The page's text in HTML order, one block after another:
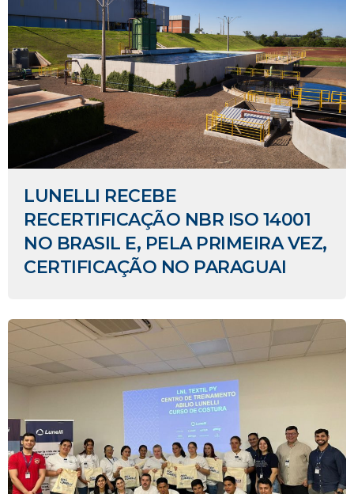
LUNELLI RECEBE
RECERTIFICAÇÃO NBR ISO 14001
NO BRASIL E, PELA PRIMEIRA VEZ,
CERTIFICAÇÃO NO PARAGUAI